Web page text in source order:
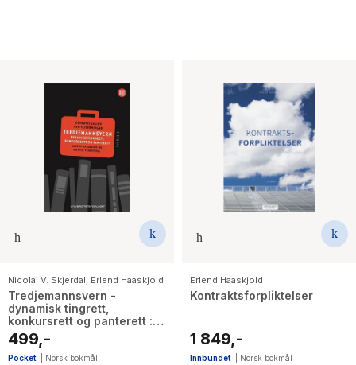
Nicolai V. Skjerdal, Erlend Haaskjold
Tredjemannsvern -
dynamisk tingrett,
konkursrett og panterett :
oppgavesamling med
veiledinger
499,-
Pocket Norsk bokmål
Erlend Haaskjold
Kontraktsforpliktelser
1 849,-
Innbundet Norsk bokmål